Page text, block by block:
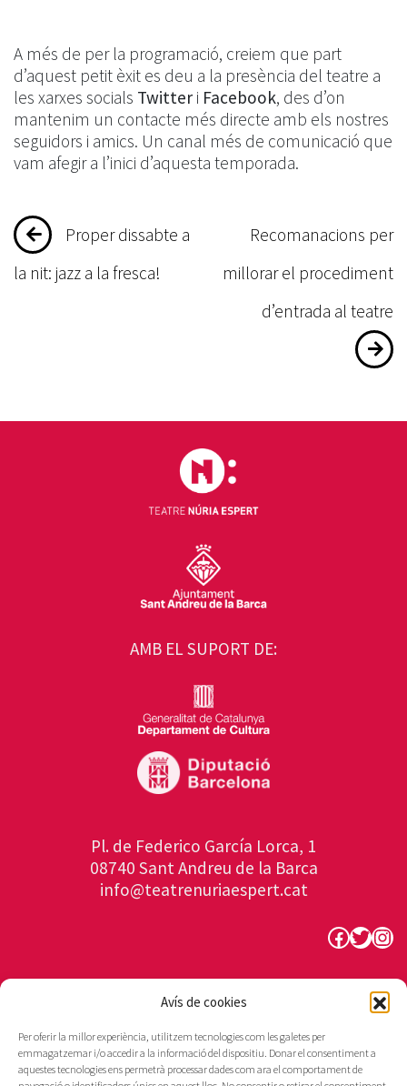
Avís de cookies
Per oferir la millor experiència, utilitzem tecnologies com les galetes per
emmagatzemar i/o accedir a la informació del dispositiu. Donar el consentiment a
aquestes tecnologies ens permetrà processar dades com ara el comportament de
A més de per la programació, creiem que part
d’aquest petit èxit es deu a la presència del teatre a
les xarxes socials Twitter i Facebook, des d’on
mantenim un contacte més directe amb els nostres
seguidors i amics. Un canal més de comunicació que
vam afegir a l’inici d’aquesta temporada.
Navegació
d'entrades
Proper dissabte a
la nit: jazz a la fresca!
Recomanacions per
millorar el procediment
d’entrada al teatre
AMB EL SUPORT DE:
Pl. de Federico García Lorca, 1
08740 Sant Andreu de la Barca
info@teatrenuriaespert.cat